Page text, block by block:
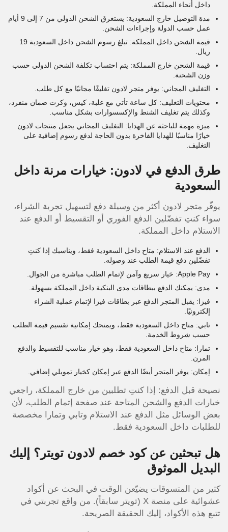
داخل أنحاء المملكة.
مدة التوصيل خارج السعودية: يستغرق الشحن الدولي من 7 إلى 9 أيام
عمل حسب الدولة وإجراءات الشحن.
قيمة الشحن داخل المملكة: تبلغ رسوم الشحن داخل السعودية 19
ريال.
قيمة الشحن خارج المملكة: يتم احتساب تكلفة الشحن الدولي حسب
وزن الشحنة.
التغليف المجاني: يوفر متجر لادون تغليفًا مجانيًا مع كل طلب.
محتويات التغليف: كل ساعة تأتي مع علبة، كيس، وكرت ضمان منفرد،
وكذلك يتم تغليف الشنط والإكسسوارات بشكل مناسب.
ميزة مهمة للباحثة عن الهدايا: التغليف المجاني يجعل منتجات لادون
خيارًا مناسبًا للهدايا الفاخرة بدون الحاجة لدفع رسوم إضافية على
التغليف.
طرق الدفع في لادون: خيارات مرنة داخل
السعودية
يوفّر متجر لادون أكثر من وسيلة دفع لتسهيل تجربة الشراء،
سواء كنتِ تفضّلين الدفع الفوري أو التقسيط أو الدفع عند
الاستلام داخل المملكة.
الدفع عند الاستلام: متاح داخل السعودية فقط، ويناسبك إذا كنتِ
تفضّلين دفع قيمة الطلب عند وصوله.
Apple Pay: خيار سريع وآمن لإتمام الطلب مباشرة من الجوال.
مدى: يمكنك الدفع ببطاقات مدى البنكية داخل المملكة بسهولة.
فيزا: يقبل المتجر الدفع عبر بطاقات فيزا لإتمام عملية الشراء
إلكترونيًا.
تابي: متاح داخل السعودية فقط، ويمنحك إمكانية تقسيم قيمة الطلب
حسب شروط الخدمة.
تمارا: متاح داخل السعودية فقط، وهو خيار مناسب للتقسيط والدفع
المرن.
إمكان: يوفر المتجر أيضًا الدفع عبر إمكان كخيار تمويلي إضافي.
نصيحة قبل الدفع: إذا كنتِ تطلبين من خارج المملكة، راجعي
خيارات الدفع والشحن المتاحة عند صفحة إتمام الطلب، لأن
بعض الوسائل مثل الدفع عند الاستلام وتابي وتمارا مخصصة
للطلبات داخل السعودية فقط.
هل تبحثين عن كود خصم لادون تويتر؟ إليك
البديل الموثوق
كثير من المتسوقات يضيّعن الوقت في البحث عن أكواد
عشوائية على منصة X (تويتر سابقاً). من واقع تجربتي في
تتبع هذه الأكواد، إليك الحقيقة الصريحة.